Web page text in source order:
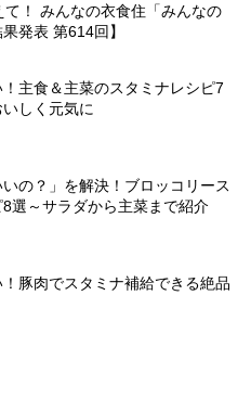
！ みんなの衣食住「みんなの
発表 第614回】
主食＆主菜のスタミナレシピ7
しく元気に
いの？」を解決！ブロッコリース
選～サラダから主菜まで紹介
豚肉でスタミナ補給できる絶品